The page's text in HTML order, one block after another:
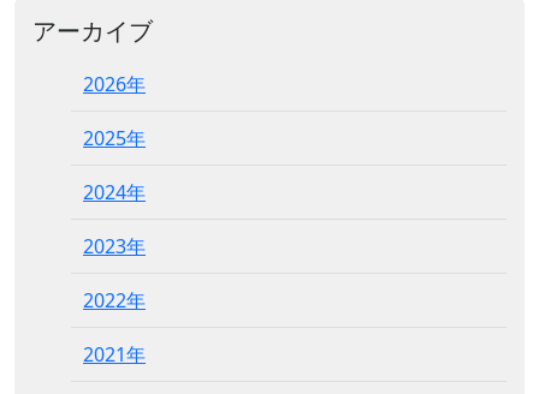
アーカイブ
2026年
2025年
2024年
2023年
2022年
2021年